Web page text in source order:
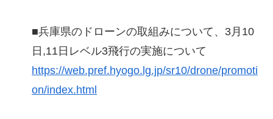
■兵庫県のドローンの取組みについて、3月10
日,11日レベル3飛行の実施について
https://web.pref.hyogo.lg.jp/sr10/drone/promoti
on/index.html